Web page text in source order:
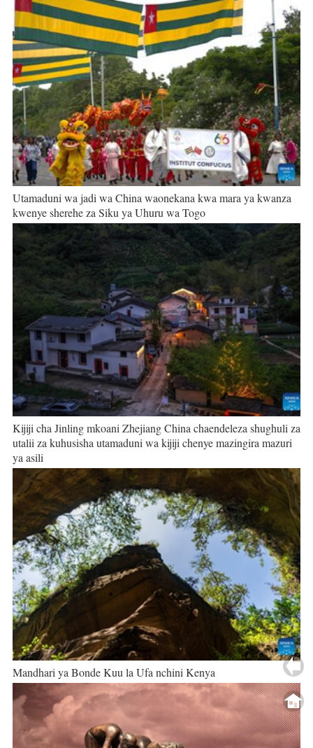
Utamaduni wa jadi wa China waonekana kwa mara ya kwanza
kwenye sherehe za Siku ya Uhuru wa Togo
Kijiji cha Jinling mkoani Zhejiang China chaendeleza shughuli za
utalii za kuhusisha utamaduni wa kijiji chenye mazingira mazuri
ya asili
Mandhari ya Bonde Kuu la Ufa nchini Kenya